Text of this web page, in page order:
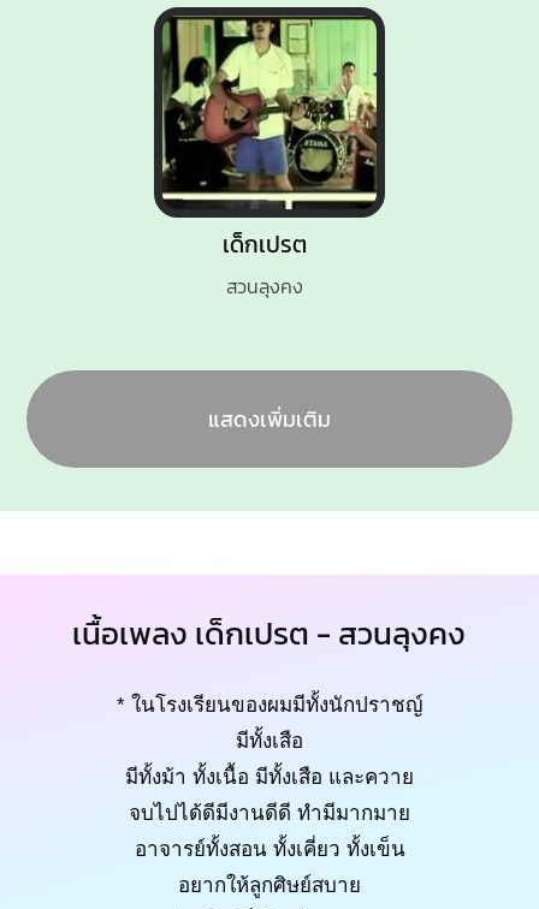
เด็กเปรต
สวนลุงคง
แสดงเพิ่มเติม
เนื้อเพลง เด็กเปรต - สวนลุงคง
* ในโรงเรียนของผมมีทั้งนักปราชญ์
มีทั้งเสือ
มีทั้งม้า ทั้งเนื้อ มีทั้งเสือ และควาย
จบไปได้ดีมีงานดีดี ทำมีมากมาย
อาจารย์ทั้งสอน ทั้งเคี่ยว ทั้งเข็น
อยากให้ลูกศิษย์สบาย